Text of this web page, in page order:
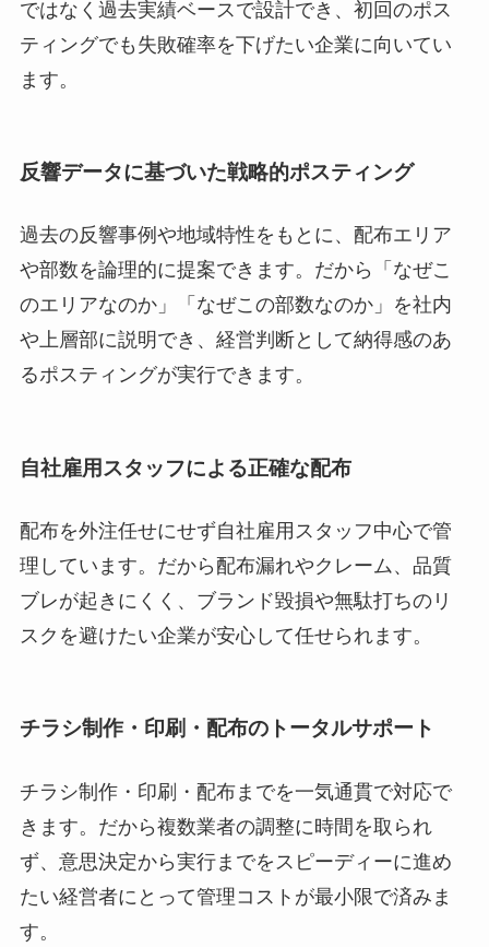
ではなく過去実績ベースで設計でき、初回のポス
ティングでも失敗確率を下げたい企業に向いてい
ます。
反響データに基づいた戦略的ポスティング
過去の反響事例や地域特性をもとに、配布エリア
や部数を論理的に提案できます。だから「なぜこ
のエリアなのか」「なぜこの部数なのか」を社内
や上層部に説明でき、経営判断として納得感のあ
るポスティングが実行できます。
自社雇用スタッフによる正確な配布
配布を外注任せにせず自社雇用スタッフ中心で管
理しています。だから配布漏れやクレーム、品質
ブレが起きにくく、ブランド毀損や無駄打ちのリ
スクを避けたい企業が安心して任せられます。
チラシ制作・印刷・配布のトータルサポート
チラシ制作・印刷・配布までを一気通貫で対応で
きます。だから複数業者の調整に時間を取られ
ず、意思決定から実行までをスピーディーに進め
たい経営者にとって管理コストが最小限で済みま
す。